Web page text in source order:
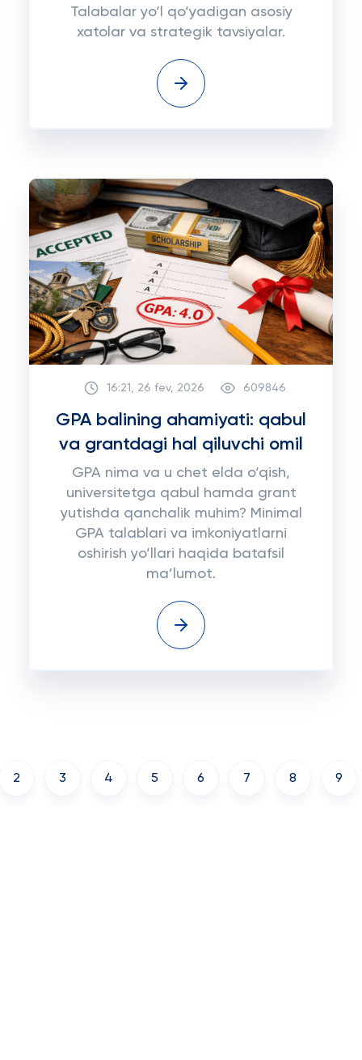
Talabalar yo‘l qo‘yadigan asosiy
xatolar va strategik tavsiyalar.
16:21, 26 fev, 2026 609846
GPA balining ahamiyati: qabul
va grantdagi hal qiluvchi omil
GPA nima va u chet elda o‘qish,
universitetga qabul hamda grant
yutishda qanchalik muhim? Minimal
GPA talablari va imkoniyatlarni
oshirish yo‘llari haqida batafsil
ma’lumot.
2 3 4 5 6 7 8 9